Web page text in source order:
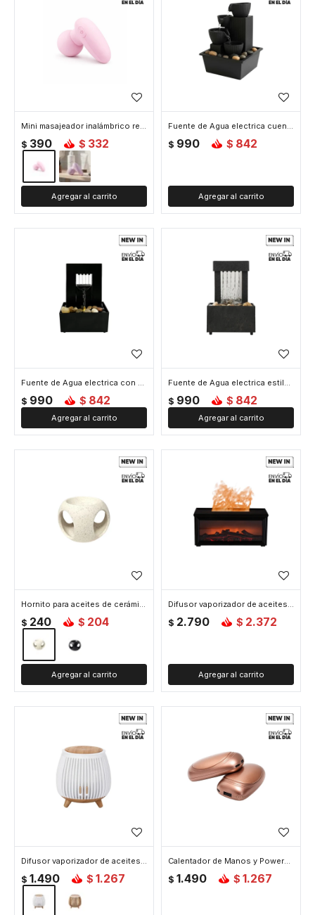
Mini masajeador inalámbrico recargable - Rosado
$ 390 $ 332
Fuente de Agua electrica cuencos facetados - Negro
$ 990 $ 842
Fuente de Agua electrica con piedras y luz - Negro
$ 990 $ 842
Fuente de Agua electrica estilo lluvia - Negro
$ 990 $ 842
Hornito para aceites de cerámica - 8x8x7cm - Blanco
$ 240 $ 204
Difusor vaporizador de aceites con visor tipo estufa a leña - 24x10x11cm - Negro
$ 2.790 $ 2.372
Difusor vaporizador de aceites con tapa de madera - 9x12cm - Blanco
$ 1.490 $ 1.267
Calentador de Manos y Powerbank de bolsillo - Rosado
$ 1.490 $ 1.267